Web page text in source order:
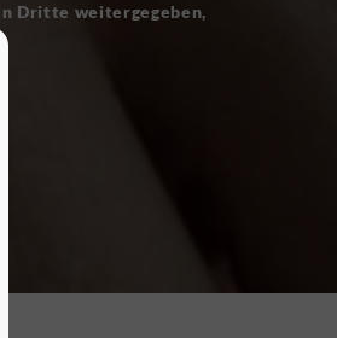
Dritte weitergegeben,